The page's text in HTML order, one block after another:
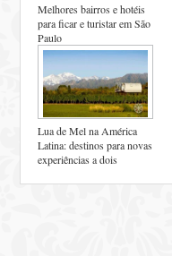
Melhores bairros e hotéis
para ficar e turistar em São
Paulo
Lua de Mel na América
Latina: destinos para novas
experiências a dois